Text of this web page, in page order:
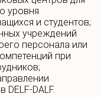
уровня
и студентов;
учреждений
персонала или
при
DELF-DALF.